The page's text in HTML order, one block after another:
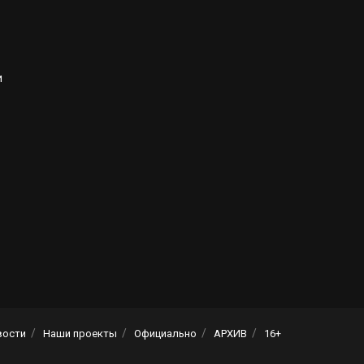
Наши проекты Официально АРХИВ 16+